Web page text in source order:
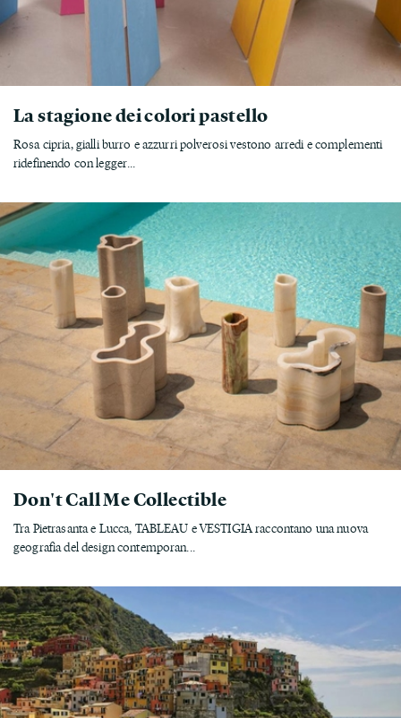
La stagione dei colori pastello
Rosa cipria, gialli burro e azzurri polverosi vestono arredi e complementi
ridefinendo con legger...
Don't Call Me Collectible
Tra Pietrasanta e Lucca, TABLEAU e VESTIGIA raccontano una nuova
geografia del design contemporan...